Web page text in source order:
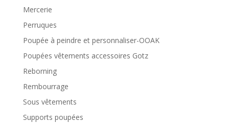
Mercerie
Perruques
Poupée à peindre et personnaliser-OOAK
Poupées vêtements accessoires Gotz
Reborning
Rembourrage
Sous vêtements
Supports poupées